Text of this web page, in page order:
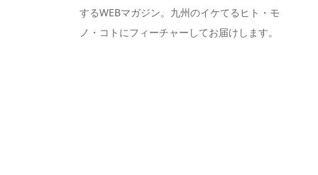
するWEBマガジン。九州のイケてるヒト・モ
ノ・コトにフィーチャーしてお届けします。